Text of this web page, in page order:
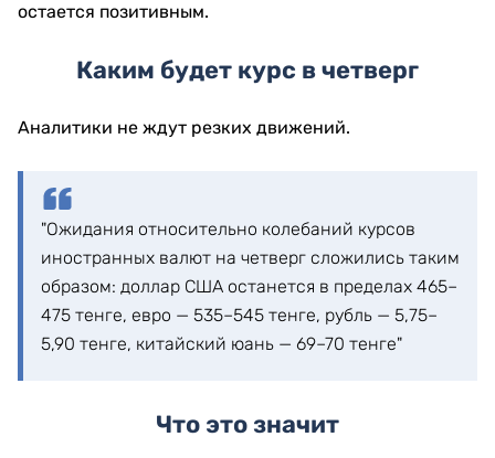
остается позитивным.
Каким будет курс в четверг
Аналитики не ждут резких движений.
"Ожидания относительно колебаний курсов
иностранных валют на четверг сложились таким
образом: доллар США останется в пределах 465–
475 тенге, евро — 535–545 тенге, рубль — 5,75–
5,90 тенге, китайский юань — 69–70 тенге"
Что это значит